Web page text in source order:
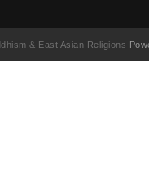
& East Asian Religions